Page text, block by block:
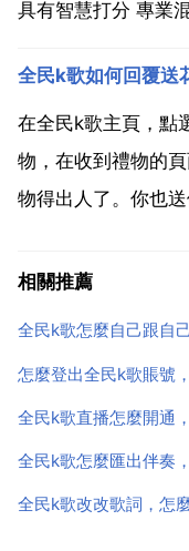
具有智慧打分 專業
歌 4 正式通過騰訊
日在應用寶首發。
全民k歌如何回覆送
在全民k歌主頁，點
物，在收到禮物的
物得出人了。你也
勵是我前進的動力
相關推薦
怎麼登出全民k歌賬號
全民k歌直播怎麼開通
全民k歌改改歌詞，怎